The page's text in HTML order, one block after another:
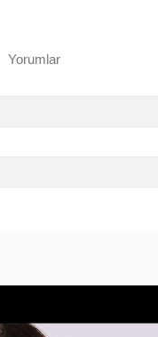
Yorumlar